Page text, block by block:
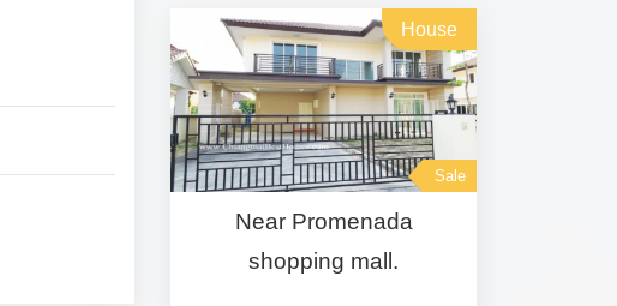
House
Sale
Near Promenada
shopping mall.